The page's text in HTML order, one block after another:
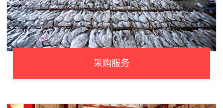
采购服务